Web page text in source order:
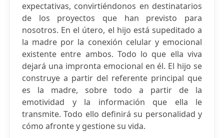
expectativas, convirtiéndonos en destinatarios
de los proyectos que han previsto para
nosotros. En el útero, el hijo está supeditado a
la madre por la conexión celular y emocional
existente entre ambos. Todo lo que ella viva
dejará una impronta emocional en él. El hijo se
construye a partir del referente principal que
es la madre, sobre todo a partir de la
emotividad y la información que ella le
transmite. Todo ello definirá su personalidad y
cómo afronte y gestione su vida.